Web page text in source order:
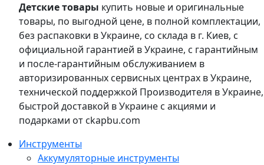
Детские товары купить новые и оригинальные
товары, по выгодной цене, в полной комплектации,
без распаковки в Украине, со склада в г. Киев, с
официальной гарантией в Украине, с гарантийным
и после-гарантийным обслуживанием в
авторизированных сервисных центрах в Украине,
технической поддержкой Производителя в Украине,
быстрой доставкой в Украине с акциями и
подарками от ckapbu.com
Инструменты
Аккумуляторные инструменты